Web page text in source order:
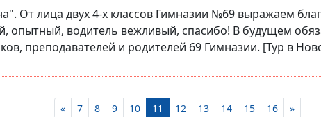
От лица двух 4-х классов Гимназии №69 выражаем
опытный, водитель вежливый, спасибо! В будущем
преподавателей и родителей 69 Гимназии. [Тур в
« 7 8 9 10 11 12 13 14 15 16 »